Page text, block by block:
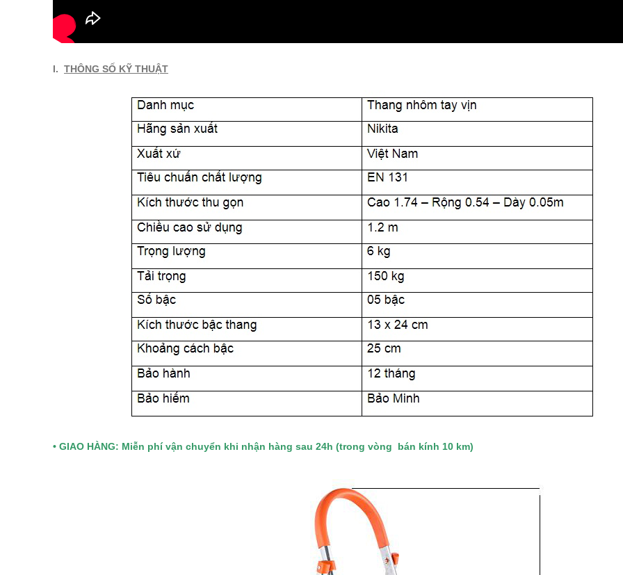
I. THÔNG SỐ KỸ THUẬT
• GIAO HÀNG: Miễn phí vận chuyển khi nhận hàng sau 24h (trong vòng bán kính 10 km)